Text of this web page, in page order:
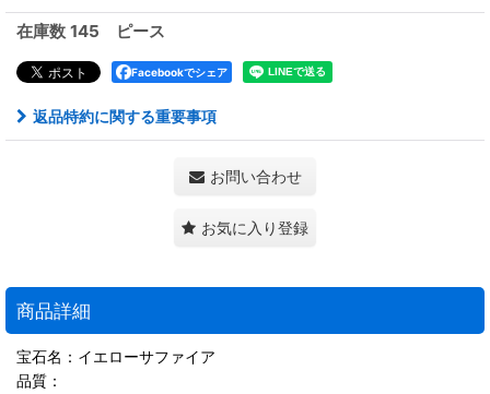
在庫数 145 ピース
Facebookでシェア
返品特約に関する重要事項
お問い合わせ
お気に入り登録
商品詳細
宝石名：イエローサファイア
品質：